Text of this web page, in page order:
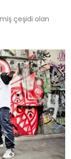
çeşidi olan